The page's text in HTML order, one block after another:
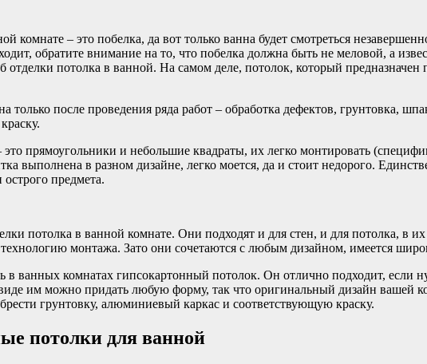
комнате – это побелка, да вот только ванна будет смотреться
обратите внимание на то, что побелка должна быть не меловой, а
отделки потолка в ванной. На самом деле, потолок, который
только после проведения ряда работ – обработка дефектов, грунтовка,
прямоугольники и небольшие квадраты, их легко монтировать
выполнена в разном дизайне, легко моется, да и стоит недорого.
предмета.
потолка в ванной комнате. Они подходят и для стен, и для потолка, в
монтажа. Зато они сочетаются с любым дизайном, имеется
в ванных комнатах гипсокартонный потолок. Он отлично подходит, если
им можно придать любую форму, так что оригинальный дизайн вашей
грунтовку, алюминиевый каркас и соответствующую краску.
потолки для ванной